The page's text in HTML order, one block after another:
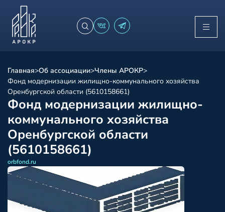
Главная>Об ассоциации>Члены АРОКР>
Фонд модернизации жилищно-коммунального хозяйства
Оренбургской области (5610158661)
Фонд модернизации жилищно-
коммунального хозяйства
Оренбургской области
(5610158661)
orbfond.ru